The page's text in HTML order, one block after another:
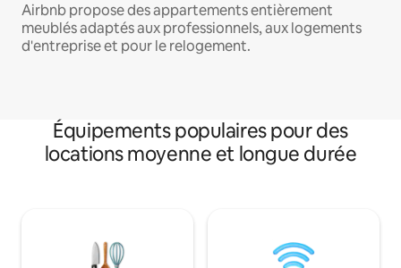
Airbnb propose des appartements entièrement
meublés adaptés aux professionnels, aux logements
d'entreprise et pour le relogement.
Équipements populaires pour des
locations moyenne et longue durée